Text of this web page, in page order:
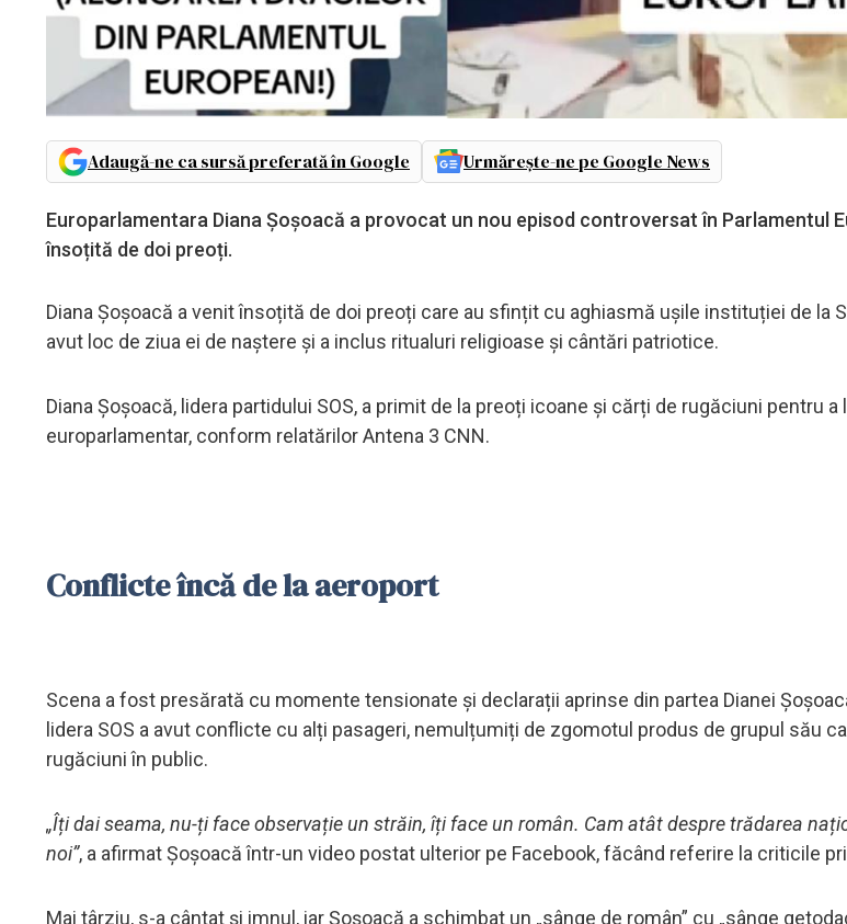
Adaugă-ne ca sursă preferată în Google Urmărește-ne pe Google News
Europarlamentara Diana Șoșoacă a provocat un nou episod controversat în Parlamentul
însoțită de doi preoți.
Diana Șoșoacă a venit însoțită de doi preoți care au sfințit cu aghiasmă ușile instituției de la
avut loc de ziua ei de naștere și a inclus ritualuri religioase și cântări patriotice.
Diana Șoșoacă, lidera partidului SOS, a primit de la preoți icoane și cărți de rugăciuni pentru a
europarlamentar, conform relatărilor Antena 3 CNN.
Conflicte încă de la aeroport
Scena a fost presărată cu momente tensionate și declarații aprinse din partea Dianei
lidera SOS a avut conflicte cu alți pasageri, nemulțumiți de zgomotul produs de grupul său
rugăciuni în public.
„Îți dai seama, nu-ți face observație un străin, îți face un român. Cam atât despre trădarea
noi”, a afirmat Șoșoacă într-un video postat ulterior pe Facebook, făcând referire la criticile
Mai târziu, s-a cântat și imnul, iar Șoșoacă a schimbat un „sânge de român” cu „sânge